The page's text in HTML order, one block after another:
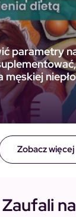
Zobacz więcej
parametry
Zaufali